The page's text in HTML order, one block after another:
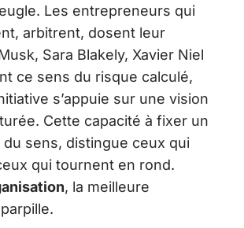
Les entrepreneurs qui
arbitrent, dosent leur
Sara Blakely, Xavier Niel
ce sens du risque calculé,
s’appuie sur une vision
Cette capacité à fixer un
du sens, distingue ceux qui
qui tournent en rond.
, la meilleure